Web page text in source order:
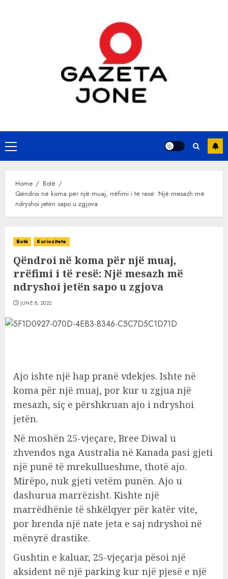
Primary
Menu
Home
Botë
Qëndroi në koma për një muaj, rrëfimi i të resë: Një mesazh më
ndryshoi jetën sapo u zgjova
Botë Kuriozitete
Qëndroi në koma për një muaj,
rrëfimi i të resë: Një mesazh më
ndryshoi jetën sapo u zgjova
JUNE 8, 2022
Ajo ishte një hap pranë vdekjes. Ishte në
koma për një muaj, por kur u zgjua një
mesazh, siç e përshkruan ajo i ndryshoi
jetën.
Në moshën 25-vjeçare, Bree Diwal u
zhvendos nga Australia në Kanada pasi gjeti
një punë të mrekullueshme, thotë ajo.
Mirëpo, nuk gjeti vetëm punën. Ajo u
dashurua marrëzisht. Kishte një
marrëdhënie të shkëlqyer për katër vite,
por brenda një nate jeta e saj ndryshoi në
mënyrë drastike.
Gushtin e kaluar, 25-vjeçarja pësoi një
aksident në një parking kur një pjesë e një